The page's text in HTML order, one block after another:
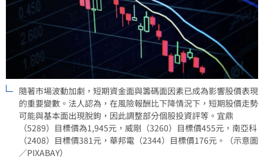
隨著市場波動加劇，短期資金面與籌碼面因素已成為影響股價表現
的重要變數。法人認為，在風險報酬比下降情況下，短期股價走勢
可能與基本面出現脫鉤，因此調整部分個股投資評等。宜鼎
（5289）目標價為1,945元，威剛（3260）目標價455元，南亞科
（2408）目標價381元，華邦電（2344）目標價176元。（示意圖
／PIXABAY）